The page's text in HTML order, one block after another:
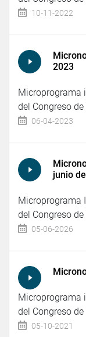
10-11-2022
2023
Microprograma
del Congreso
06-04-2023
junio
Microprograma
del Congreso
05-06-2026
Microprograma
del Congreso
05-10-2021